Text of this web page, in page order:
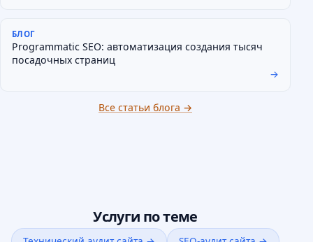
БЛОГ
Programmatic SEO: автоматизация создания тысяч
посадочных страниц
→
Все статьи блога →
Услуги по теме